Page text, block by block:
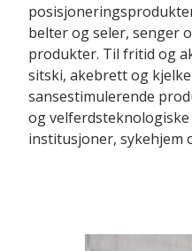
belter og seler, senger
produkter. Til fritid og
sitski, akebrett og
sansestimulerende
og
institusjoner, sykehjem